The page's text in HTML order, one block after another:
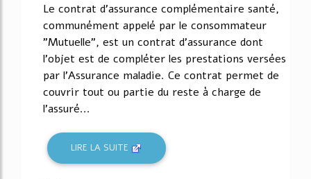
Le contrat d'assurance complémentaire santé,
communément appelé par le consommateur
"Mutuelle", est un contrat d'assurance dont
l'objet est de compléter les prestations versées
par l'Assurance maladie. Ce contrat permet de
couvrir tout ou partie du reste à charge de
l'assuré...
LIRE LA SUITE